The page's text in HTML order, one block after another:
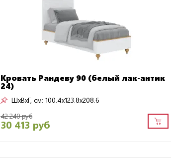
Кровать Рандеву 90 (белый лак-антик
24)
ШxВxГ, см: 100.4x123.8x208.6
42 240 руб
30 413 руб